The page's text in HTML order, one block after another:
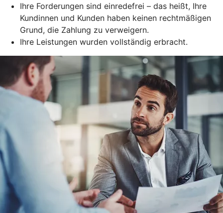
Ihre Forderungen sind einredefrei – das heißt, Ihre
Kundinnen und Kunden haben keinen rechtmäßigen
Grund, die Zahlung zu verweigern.
Ihre Leistungen wurden vollständig erbracht.